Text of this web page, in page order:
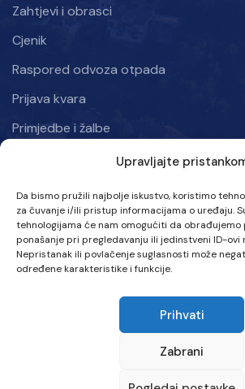
Upravljajte
Da bismo pružili najbolje iskustvo, koristimo
za čuvanje i/ili pristup informacijama o uređaju.
tehnologijama će nam omogućiti da obrađujemo
ponašanje pri pregledavanju ili jedinstveni ID-ovi
Nepristanak ili povlačenje suglasnosti može
određene karakteristike i funkcije.
Prihvati
Zabrani
Zahtjevi i obrasci
Cjenik
Raspored odvoza otpada
Prijava kvara
Primjedbe i žalbe
Kraljice mira 50, Kiseljak 71250
Ponedjeljak – Petak: 07:00 – 15:30 h
Tel :